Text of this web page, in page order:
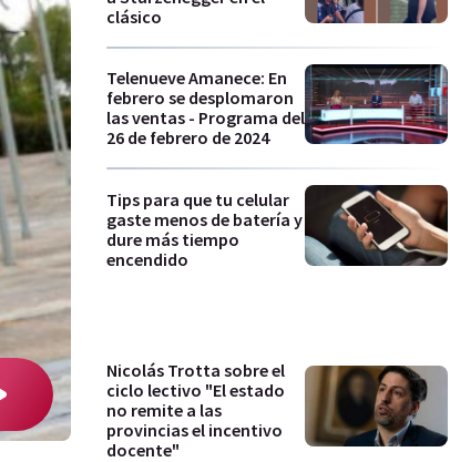
clásico
Telenueve Amanece: En
febrero se desplomaron
las ventas - Programa del
26 de febrero de 2024
Tips para que tu celular
gaste menos de batería y
dure más tiempo
encendido
Nicolás Trotta sobre el
ciclo lectivo "El estado
no remite a las
provincias el incentivo
docente"